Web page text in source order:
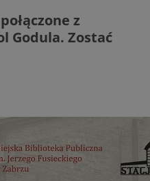
z
Godula. Zostać